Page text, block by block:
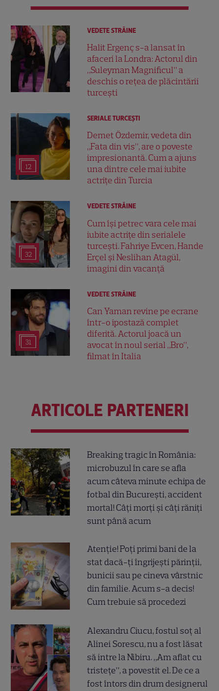
VEDETE STRĂINE
Halit Ergenç s-a lansat în
afaceri la Londra: Actorul din
„Suleyman Magnificul” a
deschis o rețea de plăcintării
turcești
12
SERIALE TURCEŞTI
Demet Özdemir, vedeta din
„Fata din vis”, are o poveste
impresionantă. Cum a ajuns
una dintre cele mai iubite
actrițe din Turcia
32
VEDETE STRĂINE
Cum își petrec vara cele mai
iubite actrițe din serialele
turcești. Fahriye Evcen, Hande
Erçel și Neslihan Atagül,
imagini din vacanță
31
VEDETE STRĂINE
Can Yaman revine pe ecrane
într-o ipostază complet
diferită. Actorul joacă un
avocat în noul serial „Bro”,
filmat în Italia
ARTICOLE PARTENERI
Breaking tragic în România:
microbuzul în care se afla
acum câteva minute echipa de
fotbal din București, accident
mortal! Câți morți și câți răniți
sunt până acum
Atenție! Poți primi bani de la
stat dacă-ți îngrijești părinții,
bunicii sau pe cineva vârstnic
din familie. Acum s-a decis!
Cum trebuie să procedezi
Alexandru Ciucu, fostul soț al
Alinei Sorescu, nu a fost lăsat
să intre la Nibiru. „Am aflat cu
tristețe”, a povestit el. De ce a
fost întors din drum designerul